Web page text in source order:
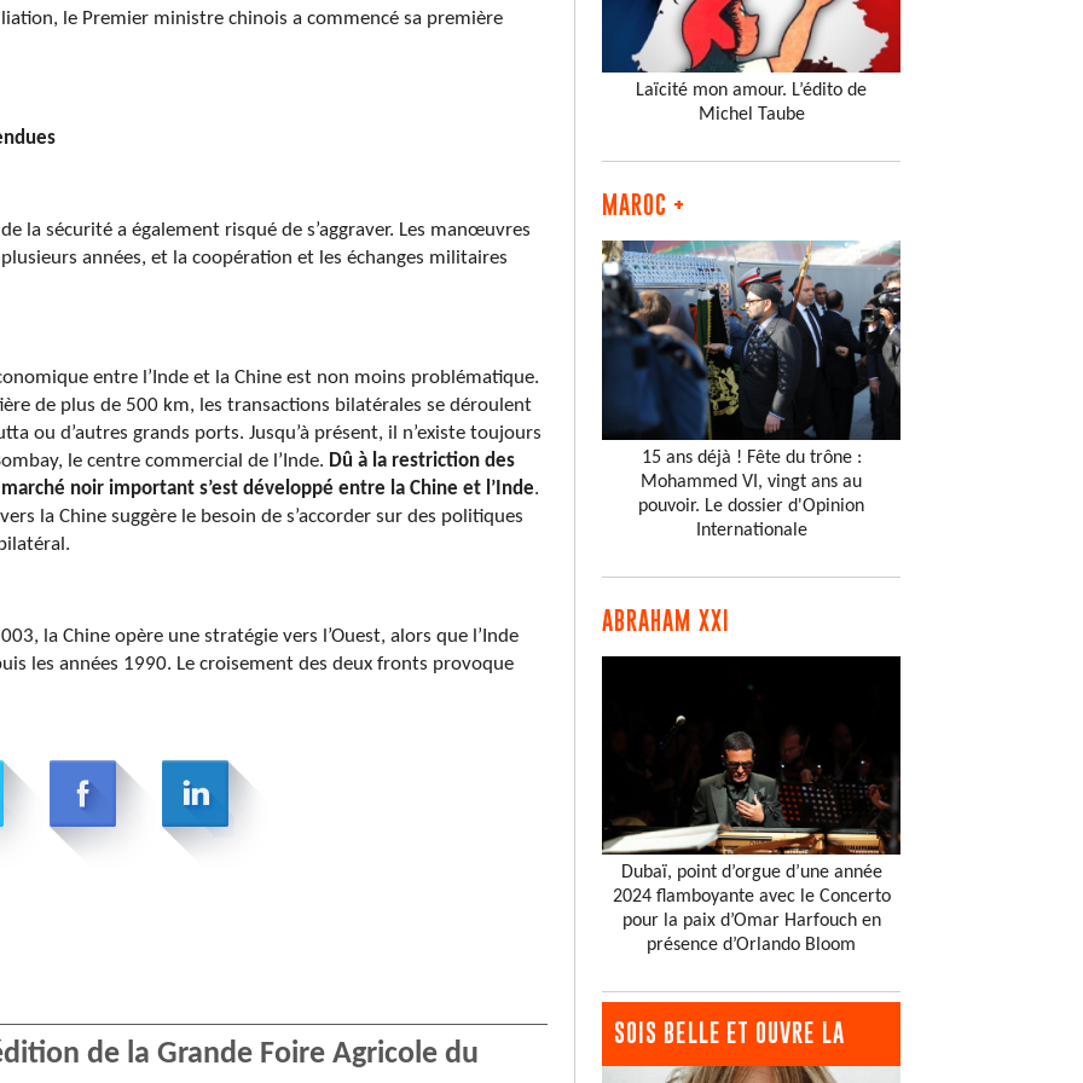
le Premier ministre chinois a commencé sa première
la sécurité a également risqué de s’aggraver. Les manœuvres
années, et la coopération et les échanges militaires
entre l’Inde et la Chine est non moins problématique.
de plus de 500 km, les transactions bilatérales se déroulent
ou d’autres grands ports. Jusqu’à présent, il n’existe toujours
le centre commercial de l’Inde. Dû à la restriction des
noir important s’est développé entre la Chine et l’Inde.
la Chine suggère le besoin de s’accorder sur des politiques
la Chine opère une stratégie vers l’Ouest, alors que l’Inde
les années 1990. Le croisement des deux fronts provoque
de la Grande Foire Agricole du
Laïcité mon amour. L’édito de
Michel Taube
MAROC +
15 ans déjà ! Fête du trône :
Mohammed VI, vingt ans au
pouvoir. Le dossier d'Opinion
Internationale
ABRAHAM XXI
Dubaï, point d’orgue d’une année
2024 flamboyante avec le Concerto
pour la paix d’Omar Harfouch en
présence d’Orlando Bloom
SOIS BELLE ET OUVRE LA